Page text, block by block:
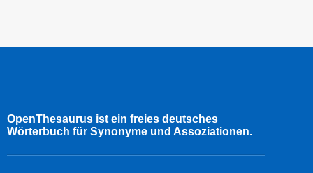
OpenThesaurus ist ein freies deutsches
Wörterbuch für Synonyme und Assoziationen.